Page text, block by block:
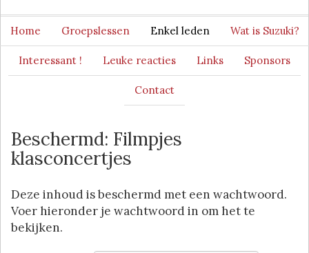
Home Groepslessen Enkel leden Wat is Suzuki?
Interessant ! Leuke reacties Links Sponsors
Contact
Beschermd: Filmpjes
klasconcertjes
Deze inhoud is beschermd met een wachtwoord.
Voer hieronder je wachtwoord in om het te
bekijken.